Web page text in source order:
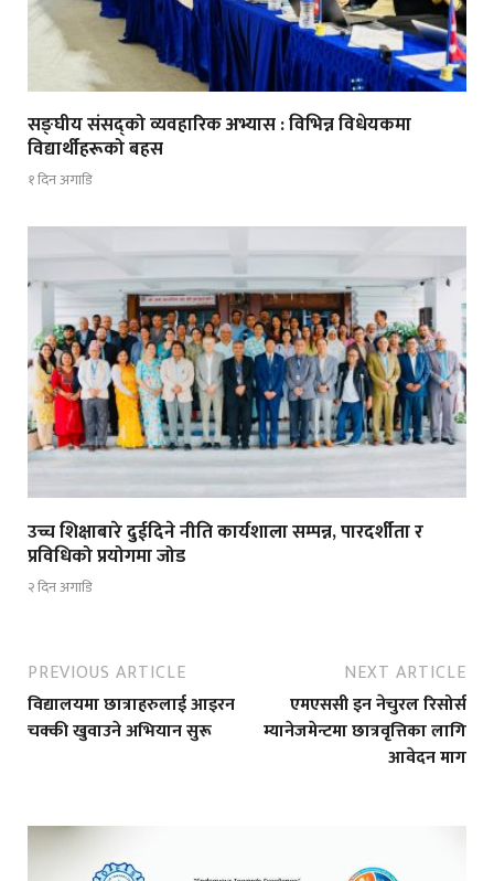
सङ्घीय संसद्को व्यवहारिक अभ्यास : विभिन्न विधेयकमा
विद्यार्थीहरूको बहस
१ दिन अगाडि
उच्च शिक्षाबारे दुईदिने नीति कार्यशाला सम्पन्न, पारदर्शीता र
प्रविधिको प्रयोगमा जोड
२ दिन अगाडि
PREVIOUS ARTICLE
विद्यालयमा छात्राहरुलाई आइरन
चक्की खुवाउने अभियान सुरू
NEXT ARTICLE
एमएससी इन नेचुरल रिसोर्स
म्यानेजमेन्टमा छात्रवृत्तिका लागि
आवेदन माग